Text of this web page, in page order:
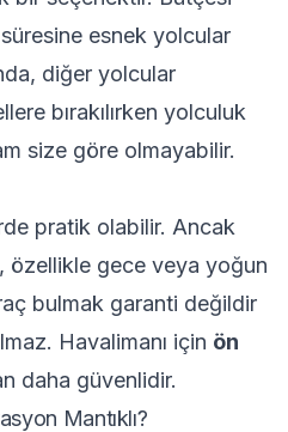
süresine esnek yolcular
diğer yolcular
bırakılırken yolculuk
size göre olmayabilir.
pratik olabilir. Ancak
özellikle gece veya yoğun
bulmak garanti değildir
Havalimanı için ön
daha güvenlidir.
Mantıklı?